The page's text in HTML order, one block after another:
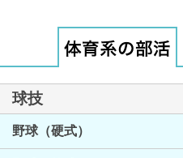
球技
野球（硬式）